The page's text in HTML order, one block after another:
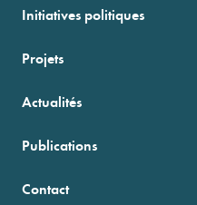
Initiatives politiques
Projets
Actualités
Publications
Contact